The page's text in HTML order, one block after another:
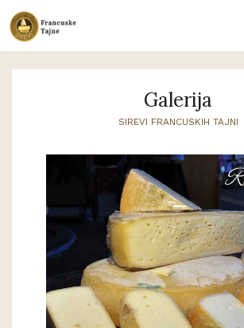
Galerija
SIREVI FRANCUSKIH TAJNI